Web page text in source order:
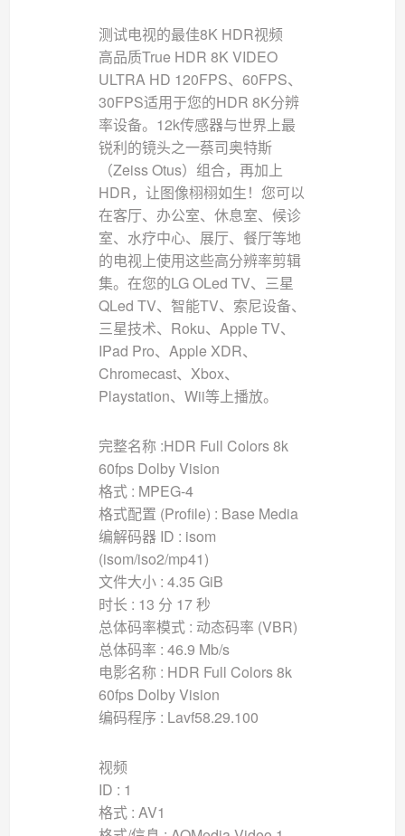
测试电视的最佳8K HDR视频
高品质True HDR 8K VIDEO
ULTRA HD 120FPS、60FPS、
30FPS适用于您的HDR 8K分辨
率设备。12k传感器与世界上最
锐利的镜头之一蔡司奥特斯
（Zeiss Otus）组合，再加上
HDR，让图像栩栩如生！您可以
在客厅、办公室、休息室、候诊
室、水疗中心、展厅、餐厅等地
的电视上使用这些高分辨率剪辑
集。在您的LG OLed TV、三星
QLed TV、智能TV、索尼设备、
三星技术、Roku、Apple TV、
IPad Pro、Apple XDR、
Chromecast、Xbox、
Playstation、Wii等上播放。
完整名称 :HDR Full Colors 8k
60fps Dolby Vision
格式 : MPEG-4
格式配置 (Profile) : Base Media
编解码器 ID : isom
(isom/iso2/mp41)
文件大小 : 4.35 GiB
时长 : 13 分 17 秒
总体码率模式 : 动态码率 (VBR)
总体码率 : 46.9 Mb/s
电影名称 : HDR Full Colors 8k
60fps Dolby Vision
编码程序 : Lavf58.29.100
视频
ID : 1
格式 : AV1